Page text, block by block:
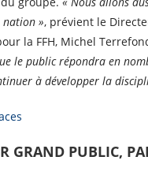
nation », prévient le
la FFH, Michel
le public répondra en
à développer la
GRAND PUBLIC,